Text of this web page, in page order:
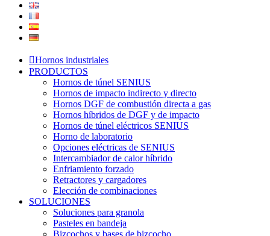
Hornos industriales
PRODUCTOS
Hornos de túnel SENIUS
Hornos de impacto indirecto y directo
Hornos DGF de combustión directa a gas
Hornos híbridos de DGF y de impacto
Hornos de túnel eléctricos SENIUS
Horno de laboratorio
Opciones eléctricas de SENIUS
Intercambiador de calor híbrido
Enfriamiento forzado
Retractores y cargadores
Elección de combinaciones
SOLUCIONES
Soluciones para granola
Pasteles en bandeja
Bizcochos y bases de bizcocho